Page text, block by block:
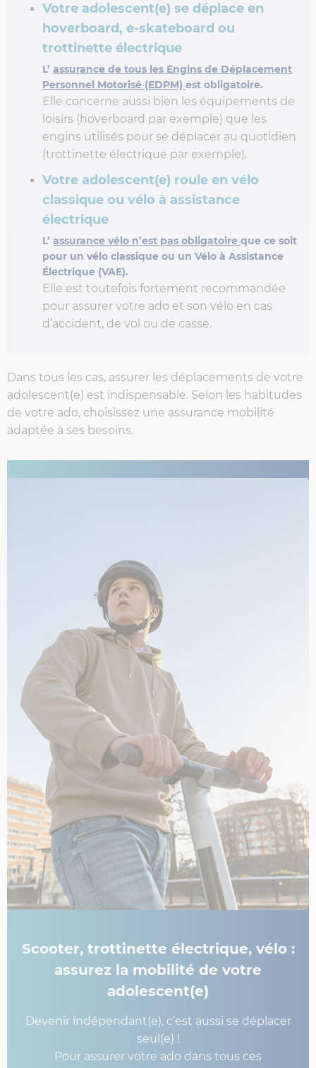
Votre adolescent(e) se déplace en
hoverboard, e-skateboard ou
trottinette électrique
L’ assurance de tous les Engins de Déplacement
Personnel Motorisé (EDPM) est obligatoire.
Elle concerne aussi bien les équipements de
loisirs (hoverboard par exemple) que les
engins utilisés pour se déplacer au quotidien
(trottinette électrique par exemple).
Votre adolescent(e) roule en vélo
classique ou vélo à assistance
électrique
L’ assurance vélo n’est pas obligatoire que ce soit
pour un vélo classique ou un Vélo à Assistance
Électrique (VAE).
Elle est toutefois fortement recommandée
pour assurer votre ado et son vélo en cas
d’accident, de vol ou de casse.
Dans tous les cas, assurer les déplacements de votre
adolescent(e) est indispensable. Selon les habitudes
de votre ado, choisissez une assurance mobilité
adaptée à ses besoins.
Scooter, trottinette électrique, vélo :
assurez la mobilité de votre
adolescent(e)
Devenir indépendant(e), c’est aussi se déplacer
seul(e) !
Pour assurer votre ado dans tous ces